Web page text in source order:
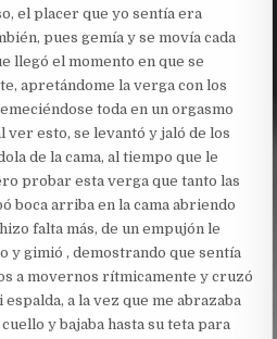
el placer que yo sentía era
pues gemía y se movía cada
llegó el momento en que se
apretándome la verga con los
toda en un orgasmo
ver esto, se levantó y jaló de los
de la cama, al tiempo que le
probar esta verga que tanto las
boca arriba en la cama abriendo
falta más, de un empujón le
y gimió , demostrando que sentía
a movernos rítmicamente y cruzó
a la vez que me abrazaba
y bajaba hasta su teta para